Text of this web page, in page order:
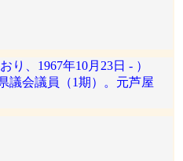
、1967年10月23日 - ）
議会議員（1期）。元芦屋